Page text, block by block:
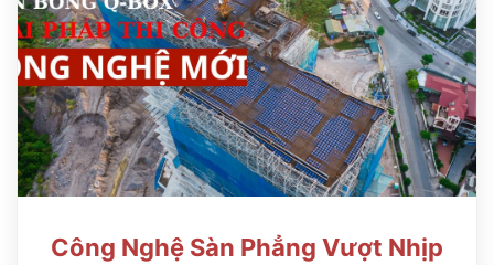
Công Nghệ Sàn Phẳng Vượt Nhịp